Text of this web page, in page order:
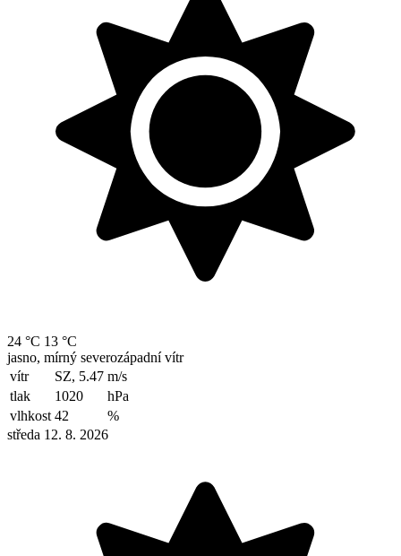
24 °C 13 °C
jasno, mírný severozápadní vítr
vítr
SZ, 5.47 m/s
tlak
1020
hPa
vlhkost 42
%
středa 12. 8. 2026